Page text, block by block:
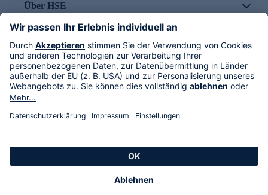
Über HSE
Im TV
HSE International